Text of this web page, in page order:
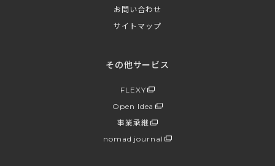
お問い合わせ
サイトマップ
その他サービス
FLEXY
Open Idea
事業承継
nomad journal